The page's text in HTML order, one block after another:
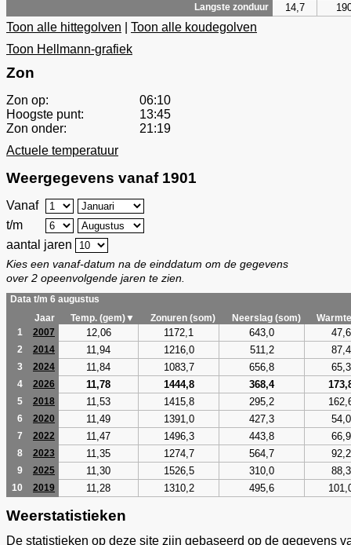
Langste zonduur 14,7
Toon alle hittegolven
Toon alle koudegolven
Toon Hellmann-grafiek
Zon
Zon op:
06:10
Hoogste punt:
13:45
Zon onder:
21:19
Actuele temperatuur
Weergegevens vanaf 1901
Vanaf
t/m
aantal jaren
Kies een vanaf-datum na de einddatum om de gegevens
over 2 opeenvolgende jaren te zien.
Data t/m 6 augustus
Jaar
Temp. (gem)▼ Zonuren (som) Neerslag (som)
1
2007 12,06 1172,1 643,0 47,6
2 2014 11,94 1216,0 511,2 87,4
3 2024 11,84 1083,7 656,8 65,3
4 2026 11,78 1444,8 368,4
5 2018 11,53 1415,8 295,2
6 2020 11,49 1391,0 427,3 54,0
7 2022 11,47 1496,3 443,8 66,9
8 2023 11,35 1274,7 564,7 92,2
9 2025 11,30 1526,5 310,0 88,3
10 2019 11,28 1310,2 495,6
Weerstatistieken
De statistieken op deze site zijn gebaseerd op de gegevens